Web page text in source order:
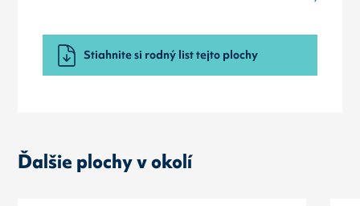
Stiahnite si rodný list tejto plochy
Ďalšie plochy v okolí